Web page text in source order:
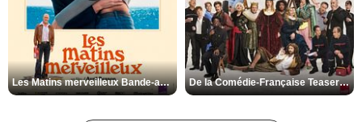
Les Matins merveilleux Bande-annonce VF De la Comédie-Française Teaser VF